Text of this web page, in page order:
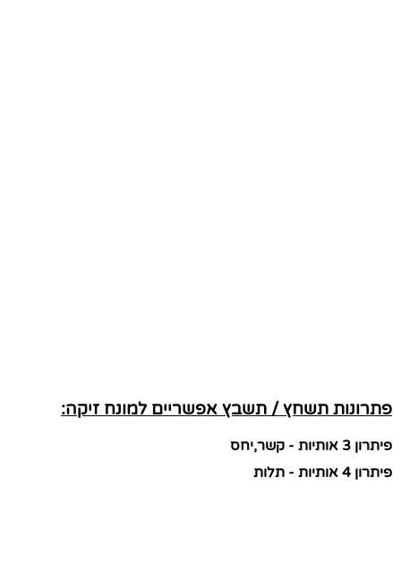
פתרונות תשחץ / תשבץ אפשריים למונח זיקה:
פיתרון 3 אותיות - קשר,יחס
פיתרון 4 אותיות - תלות